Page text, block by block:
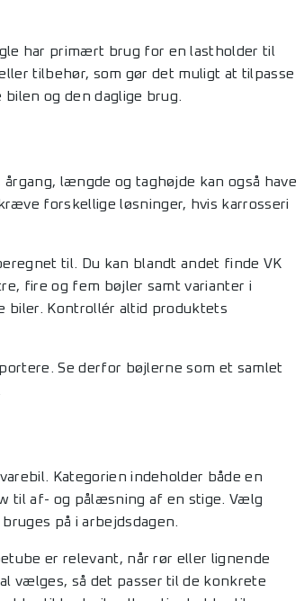
har primært brug for en lastholder til
tilbehør, som gør det muligt at tilpasse
og den daglige brug.
længde og taghøjde kan også have
forskellige løsninger, hvis karrosseri
til. Du kan blandt andet finde VK
fire og fem bøjler samt varianter i
biler. Kontrollér altid produktets
Se derfor bøjlerne som et samlet
Kategorien indeholder både en
til af- og pålæsning af en stige. Vælg
på i arbejdsdagen.
er relevant, når rør eller lignende
vælges, så det passer til de konkrete